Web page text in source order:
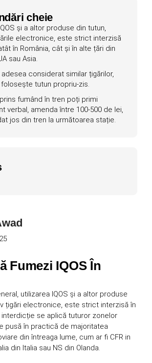
cheie
și a altor produse din tutun,
electronice, este strict interzisă
în România, cât și în alte țări din
sau Asia.
adesea considerat similar țigărilor,
tutun propriu-zis.
fumând în tren poți primi
verbal, amenda între 100-500 de lei,
jos din tren la următoarea stație.
Fumezi IQOS În
utilizarea IQOS și a altor produse
țigări electronice, este strict interzisă în
se aplică tuturor zonelor
pusă în practică de majoritatea
din întreaga lume, cum ar fi CFR in
din Italia sau NS din Olanda.